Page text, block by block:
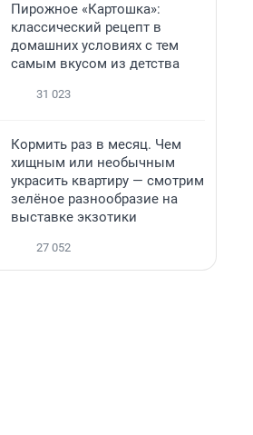
Пирожное «Картошка»:
классический рецепт в
домашних условиях с тем
самым вкусом из детства
31 023
Кормить раз в месяц. Чем
хищным или необычным
украсить квартиру — смотрим
зелёное разнообразие на
выставке экзотики
27 052